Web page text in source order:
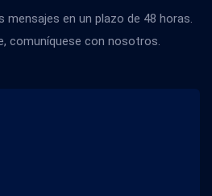
en un plazo de 48 horas.
comuníquese con nosotros.